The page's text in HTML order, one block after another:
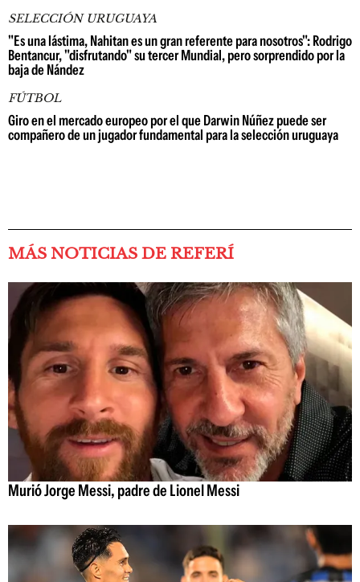
SELECCIÓN URUGUAYA
"Es una lástima, Nahitan es un gran referente para nosotros": Rodrigo
Bentancur, "disfrutando" su tercer Mundial, pero sorprendido por la
baja de Nández
FÚTBOL
Giro en el mercado europeo por el que Darwin Núñez puede ser
compañero de un jugador fundamental para la selección uruguaya
MÁS NOTICIAS DE REFERÍ
Murió Jorge Messi, padre de Lionel Messi